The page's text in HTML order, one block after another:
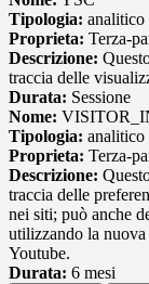
Tipologia: analitico
Proprieta: Terza-
Descrizione:
traccia delle
Durata: Sessione
Nome:
Tipologia: analitico
Proprieta: Terza-
Descrizione:
traccia delle
nei siti; può anche
utilizzando la
Youtube.
Durata: 6 mesi